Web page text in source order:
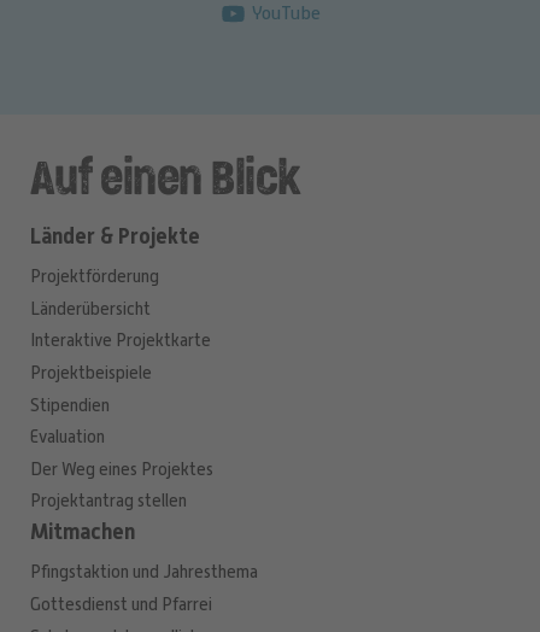
YouTube
Auf einen Blick
Länder & Projekte
Projektförderung
Länderübersicht
Interaktive Projektkarte
Projektbeispiele
Stipendien
Evaluation
Der Weg eines Projektes
Projektantrag stellen
Mitmachen
Pfingstaktion und Jahresthema
Gottesdienst und Pfarrei